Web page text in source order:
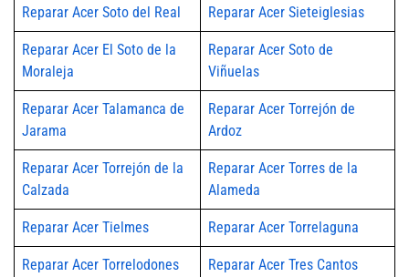
Reparar Acer Soto del Real Reparar Acer Sieteiglesias
Reparar Acer El Soto de la
Moraleja
Reparar Acer Soto de
Viñuelas
Reparar Acer Talamanca de
Jarama
Reparar Acer Torrejón de
Ardoz
Reparar Acer Torrejón de la
Calzada
Reparar Acer Torres de la
Alameda
Reparar Acer Tielmes Reparar Acer Torrelaguna
Reparar Acer Torrelodones Reparar Acer Tres Cantos